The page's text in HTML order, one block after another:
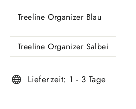
Treeline Organizer Blau
Treeline Organizer Salbei
Lieferzeit: 1 - 3 Tage